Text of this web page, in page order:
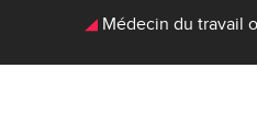
Médecin du travail